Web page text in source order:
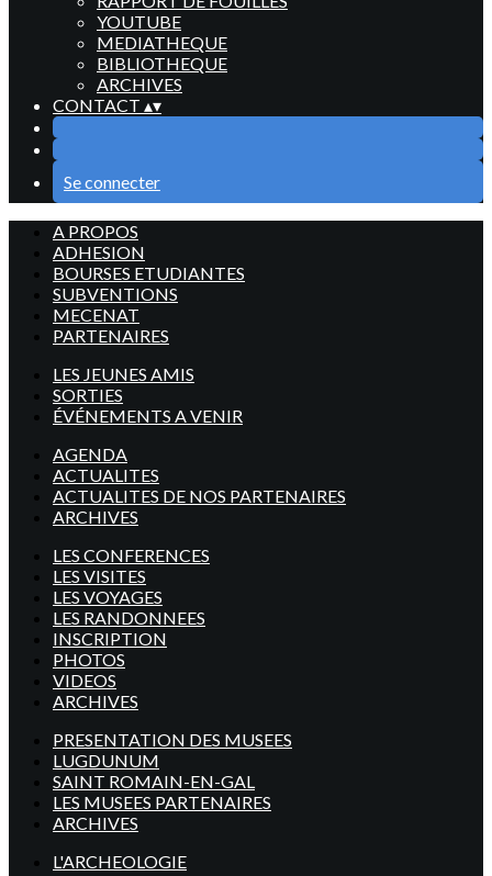
YOUTUBE
MEDIATHEQUE
BIBLIOTHEQUE
ARCHIVES
CONTACT ▴▾
Se connecter
A PROPOS
ADHESION
BOURSES ETUDIANTES
SUBVENTIONS
MECENAT
PARTENAIRES
LES JEUNES AMIS
SORTIES
ÉVÉNEMENTS A VENIR
AGENDA
ACTUALITES
ACTUALITES DE NOS PARTENAIRES
ARCHIVES
LES CONFERENCES
LES VISITES
LES VOYAGES
LES RANDONNEES
INSCRIPTION
PHOTOS
VIDEOS
ARCHIVES
PRESENTATION DES MUSEES
LUGDUNUM
SAINT ROMAIN-EN-GAL
LES MUSEES PARTENAIRES
ARCHIVES
L'ARCHEOLOGIE